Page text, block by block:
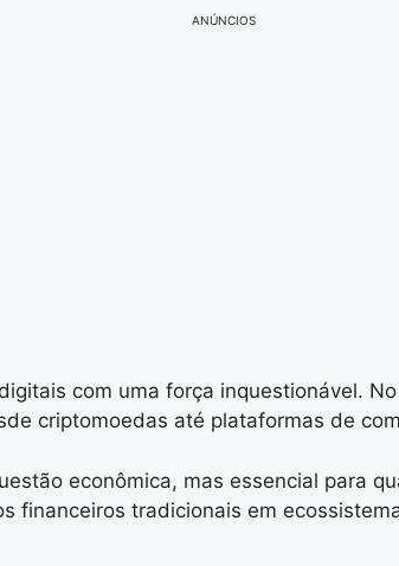
ANÚNCIOS
com uma força inquestionável.
criptomoedas até plataformas de
econômica, mas essencial para
financeiros tradicionais em